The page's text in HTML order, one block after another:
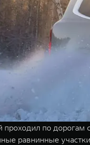
проходил по
равнинные